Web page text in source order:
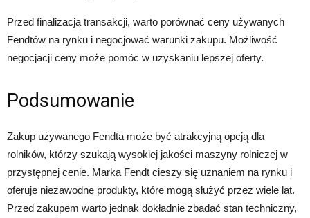
Przed finalizacją transakcji, warto porównać ceny używanych
Fendtów na rynku i negocjować warunki zakupu. Możliwość
negocjacji ceny może pomóc w uzyskaniu lepszej oferty.
Podsumowanie
Zakup używanego Fendta może być atrakcyjną opcją dla
rolników, którzy szukają wysokiej jakości maszyny rolniczej w
przystępnej cenie. Marka Fendt cieszy się uznaniem na rynku i
oferuje niezawodne produkty, które mogą służyć przez wiele lat.
Przed zakupem warto jednak dokładnie zbadać stan techniczny,